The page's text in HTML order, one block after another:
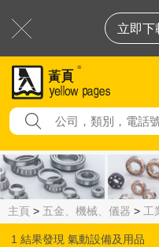
立即下
主頁 > 五金、機械、儀器 > 工
1 結果發現 氣動設備及用品